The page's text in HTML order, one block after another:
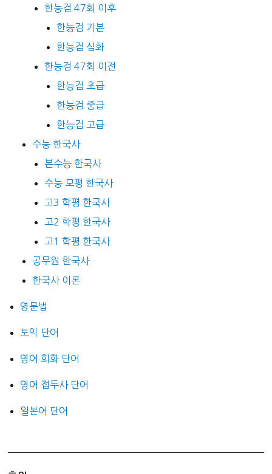
한능검 47회 이후
한능검 기본
한능검 심화
한능검 47회 이전
한능검 초급
한능검 중급
한능검 고급
수능 한국사
본수능 한국사
수능 모평 한국사
고3 학평 한국사
고2 학평 한국사
고1 학평 한국사
공무원 한국사
한국사 이론
영문법
토익 단어
영어 회화 단어
영어 접두사 단어
일본어 단어